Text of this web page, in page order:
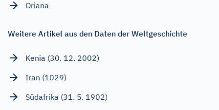
Oriana
Weitere Artikel aus den Daten der Weltgeschichte
Kenia (30. 12. 2002)
Iran (1029)
Südafrika (31. 5. 1902)